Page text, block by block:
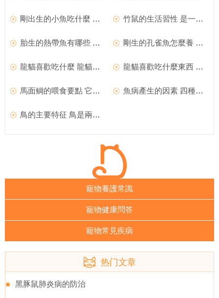
剛出生的小魚吃什麼 餌料稍加研碎後喂 竹鼠的生活習性 是一種野生的特種經濟動物
胎生的熱帶魚有哪些 直接生小魚的熱帶魚 剛生的孔雀魚怎麼養 剛生孔雀魚飼養注意地方
龍貓喜歡吃什麼 龍貓是天生的素食主義者 龍貓喜歡吃什麼東西 龍貓是天生的素食主義者
馬面鲷的喂食要點 它們是天生的食肉魚 魚病產生的因素 四種最容易發生魚病的因素
鳥的主要特征 鳥是兩足恆溫卵生的脊椎動物
寵物養護常識
寵物健康問答
寵物常見疾病
热门文章
黑豚鼠肺炎病的防治